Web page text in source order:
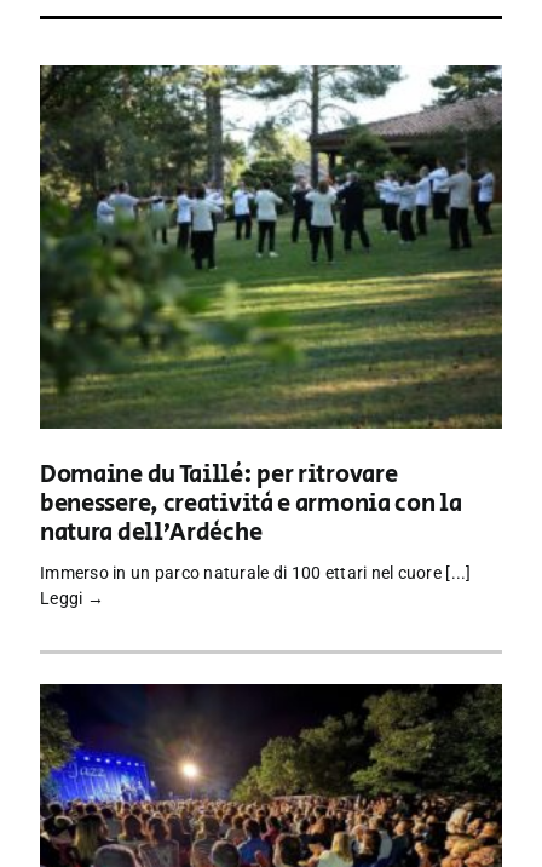
Domaine du Taillé: per ritrovare
benessere, creatività e armonia con la
natura dell’Ardèche
Immerso in un parco naturale di 100 ettari nel cuore [...]
Leggi →